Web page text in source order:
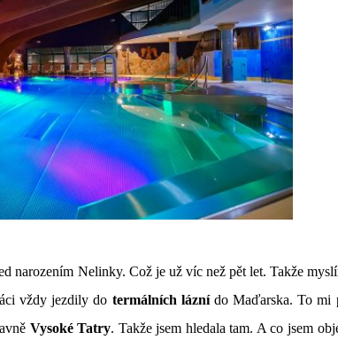
narozením Nelinky. Což je už víc než pět let. Takže
vždy jezdily do termálních láznído Maďarska. To mi
Vysoké Tatry. Takže jsem hledala tam. A co jsem